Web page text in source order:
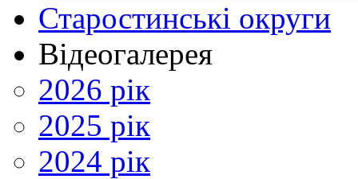
Старостинські округи
Відеогалерея
2026 рік
2025 рік
2024 рік